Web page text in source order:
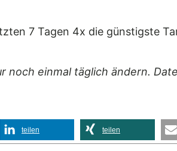
7 Tagen 4x die günstigste
noch einmal täglich ändern.
teilen teilen